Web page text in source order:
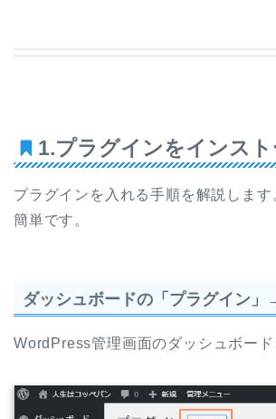
1.プラグインをインス
プラグインを入れる手順を解説します
簡単です。
ダッシュボードの「プラグイン」
WordPress管理画面のダッシュボード